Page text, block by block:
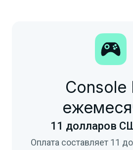
Console
11 долларов
Оплата составляет 11